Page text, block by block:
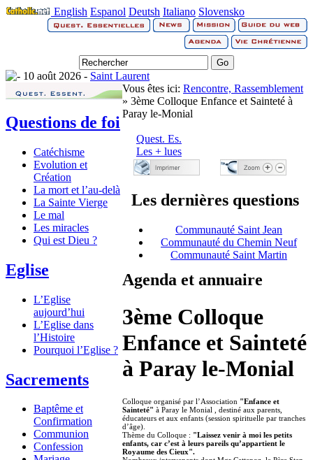
English Espanol Deutsh Italiano Slovensko
10 août 2026 - Saint Laurent
Questions de foi
Catéchisme
Evolution et
Création
La mort et l’au-delà
La Sainte Vierge
Le mal
Les miracles
Qui est Dieu ?
Eglise
L’Eglise
aujourd’hui
L’Eglise dans
l’Histoire
Pourquoi l’Eglise ?
Sacrements
Baptême et
Confirmation
Communion
Confession
Vous êtes ici: Rencontre, Rassemblement
» 3ème Colloque Enfance et Sainteté à
Paray le-Monial
Quest. Es.
Les + lues
Les dernières questions
Communauté Saint Jean
Communauté du Chemin Neuf
Communauté Saint Martin
Agenda et annuaire
3ème Colloque
Enfance et Sainteté
à Paray le-Monial
Colloque organisé par l’Association "Enfance et
Sainteté" à Paray le Monial , destiné aux parents,
éducateurs et aux enfants (session spirituelle par tranches
d’âge).
Thème du Colloque : "Laissez venir à moi les petits
enfants, car c’est à leurs pareils qu’appartient le
Royaume des Cieux".